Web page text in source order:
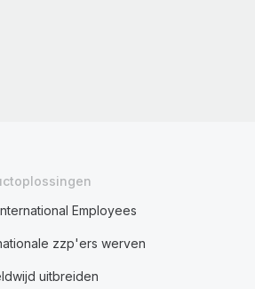
Employees
zzp'ers werven
uitbreiden